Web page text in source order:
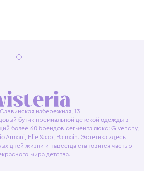
набережная, 13
бутик премиальной детской одежды в
более 60 брендов сегмента люкс: Givenchy,
Armani, Elie Saab, Balmain. Эстетика здесь
дней жизни и навсегда становится частью
мира детства.